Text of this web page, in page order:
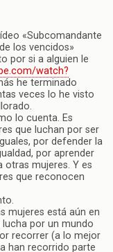
«Subcomandante
los vencidos»
por si a alguien le
watch?
he terminado
veces lo he visto
lo cuenta. Es
que luchan por ser
por defender la
por aprender
otras mujeres. Y es
que reconocen
mujeres está aún en
por un mundo
recorrer (a lo mejor
han recorrido parte